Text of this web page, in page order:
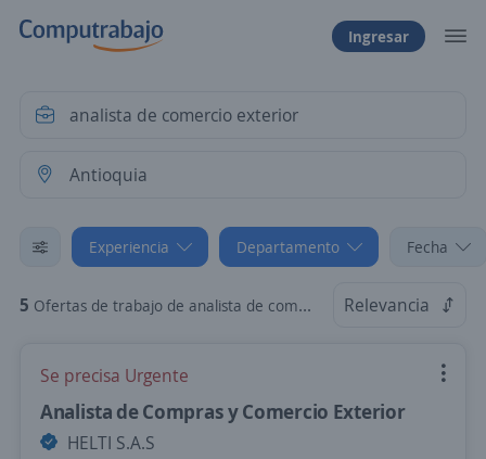
Ingresar
Experiencia Departamento Fecha
5 Ofertas de trabajo de analista de comercio exterior sin experiencia en Antioquia Relevancia
Se precisa Urgente
Analista de Compras y Comercio Exterior
HELTI S.A.S